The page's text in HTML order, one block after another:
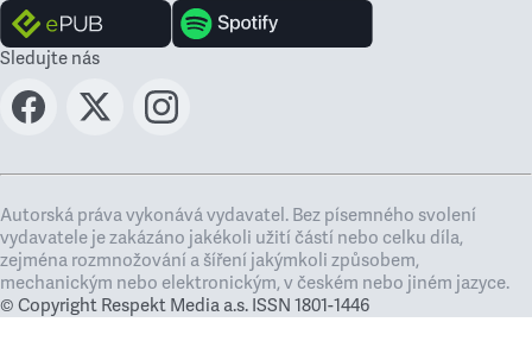
Sledujte nás
Autorská práva vykonává vydavatel. Bez písemného svolení
vydavatele je zakázáno jakékoli užití částí nebo celku díla,
zejména rozmnožování a šíření jakýmkoli způsobem,
mechanickým nebo elektronickým, v českém nebo jiném jazyce.
© Copyright Respekt Media a.s. ISSN 1801-1446